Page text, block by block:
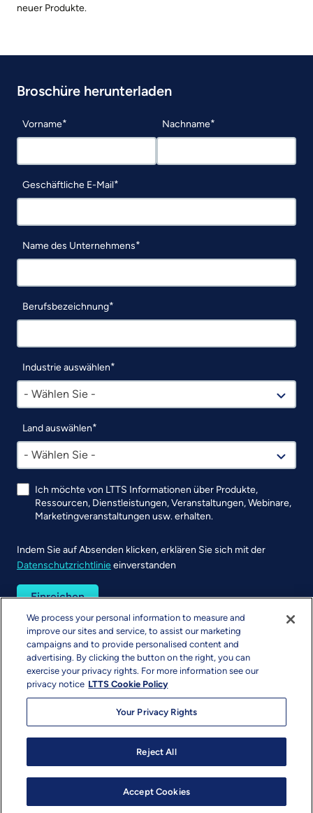
neuer Produkte.
Broschüre herunterladen
Vorname Nachname
Geschäftliche E-Mail
Name des Unternehmens
Berufsbezeichnung
Industrie auswählen
- Wählen Sie -
Land auswählen
- Wählen Sie -
Ich möchte von LTTS Informationen über Produkte,
Ressourcen, Dienstleistungen, Veranstaltungen, Webinare,
Marketingveranstaltungen usw. erhalten.
Indem Sie auf Absenden klicken, erklären Sie sich mit der
Datenschutzrichtlinie einverstanden
UTM
Sitemap
info@ltts.com
© 2026 L&T Technology Services Limited. Alle Rechte
We process your personal information to measure and
improve our sites and service, to assist our marketing
campaigns and to provide personalised content and
advertising. By clicking the button on the right, you can
exercise your privacy rights. For more information see our
privacy notice LTTS Cookie Policy
Your Privacy Rights
Reject All
Accept Cookies